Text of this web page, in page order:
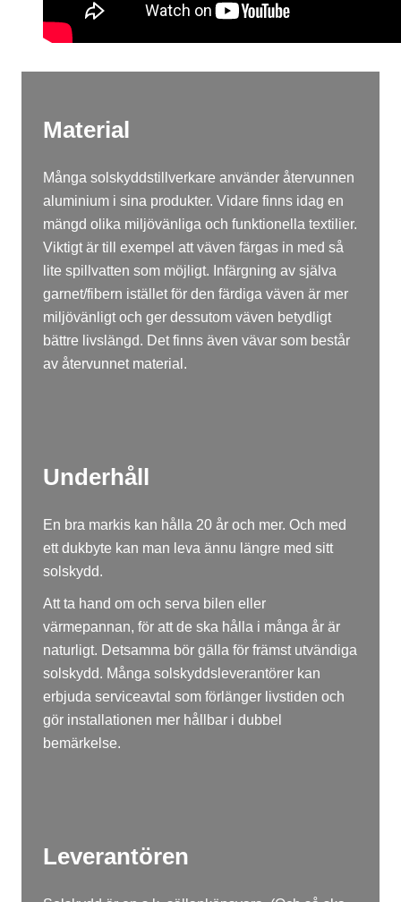
Material
Många solskyddstillverkare använder återvunnen
aluminium i sina produkter. Vidare finns idag en
mängd olika miljövänliga och funktionella textilier.
Viktigt är till exempel att väven färgas in med så
lite spillvatten som möjligt. Infärgning av själva
garnet/fibern istället för den färdiga väven är mer
miljövänligt och ger dessutom väven betydligt
bättre livslängd. Det finns även vävar som består
av återvunnet material.
Underhåll
En bra markis kan hålla 20 år och mer. Och med
ett dukbyte kan man leva ännu längre med sitt
solskydd.
Att ta hand om och serva bilen eller
värmepannan, för att de ska hålla i många år är
naturligt. Detsamma bör gälla för främst utvändiga
solskydd. Många solskyddsleverantörer kan
erbjuda serviceavtal som förlänger livstiden och
gör installationen mer hållbar i dubbel
bemärkelse.
Leverantören